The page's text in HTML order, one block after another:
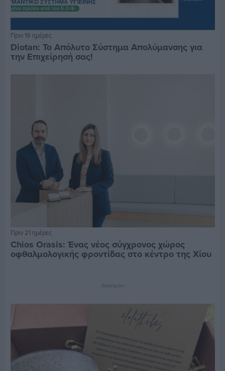
Πριν 19 ημέρες
Diotan: Το Απόλυτο Σύστημα Απολύμανσης για
την Επιχείρησή σας!
Πριν 21 ημέρες
Chios Orasis: Ένας νέος σύγχρονος χώρος
οφθαλμολογικής φροντίδας στο κέντρο της Χίου
Διαφήμιση